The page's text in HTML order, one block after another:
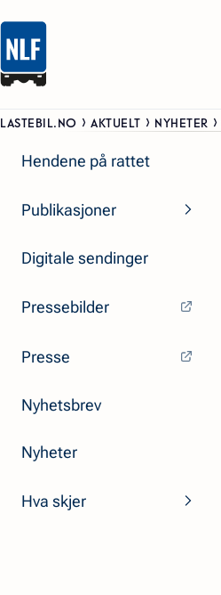
LASTEBIL.NO AKTUELT NYHETER
Hendene på rattet
Publikasjoner
Digitale sendinger
Pressebilder
Presse
Nyhetsbrev
Nyheter
Hva skjer